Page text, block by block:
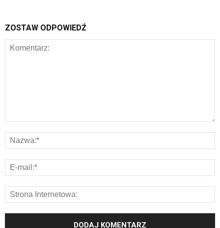
ZOSTAW ODPOWIEDŹ